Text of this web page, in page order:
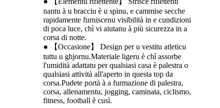
nantu à u bracciu è u spinu, e cammise secche
rapidamente furniscenu visibilità in e cundizioni
di poca luce, chì vi aiutanu à più sicurezza in a
corsa di notte.
● 【Occasione】 Design per u vestitu atleticu
tuttu u ghjornu.Materiale ligeru è chì assorbe
l'umidità adattatu per qualsiasi casa è palestra o
qualsiasi attività all'aperto in questa top da
corsa.Pudete portà à a furmazione di palestra,
corsa, allenamentu, jogging, caminata, ciclismo,
fitness, football è cusì.